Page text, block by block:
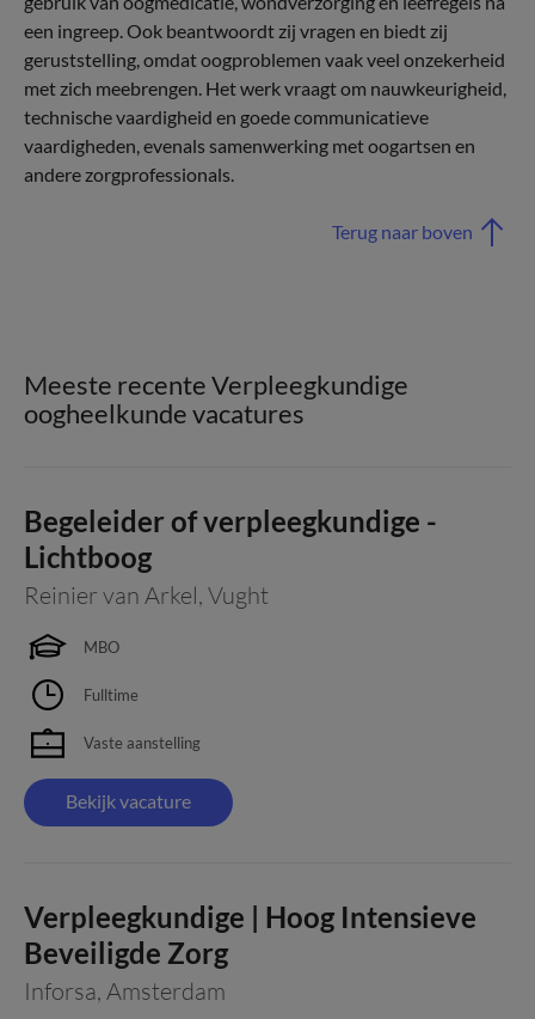
een ingreep. Ook beantwoordt zij vragen en biedt zij
geruststelling, omdat oogproblemen vaak veel onzekerheid
met zich meebrengen. Het werk vraagt om nauwkeurigheid,
technische vaardigheid en goede communicatieve
vaardigheden, evenals samenwerking met oogartsen en
andere zorgprofessionals.
Terug naar boven
Meeste recente Verpleegkundige
oogheelkunde vacatures
Begeleider of verpleegkundige -
Lichtboog
Reinier van Arkel, Vught
MBO
Fulltime
Vaste aanstelling
Bekijk vacature
Verpleegkundige | Hoog Intensieve
Beveiligde Zorg
Inforsa, Amsterdam